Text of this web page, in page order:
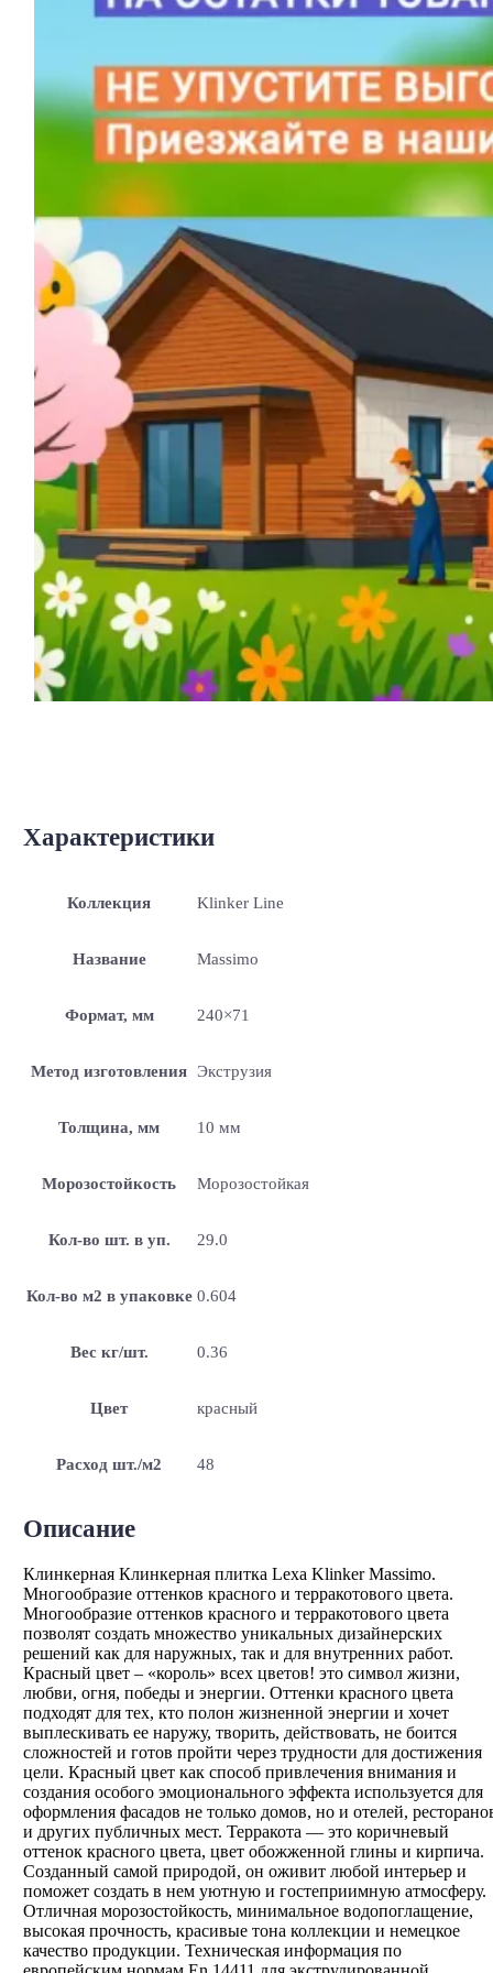
Характеристики
Коллекция Klinker Line
Название Massimo
Формат, мм 240×71
Метод изготовления Экструзия
Толщина, мм 10 мм
Морозостойкость Морозостойкая
Кол-во шт. в уп. 29.0
Кол-во м2 в упаковке 0.604
Вес кг/шт. 0.36
Цвет красный
Расход шт./м2 48
Описание
Клинкерная Клинкерная плитка Lexa Klinker Massimo.
Многообразие оттенков красного и терракотового цвета.
Многообразие оттенков красного и терракотового цвета
позволят создать множество уникальных дизайнерских
решений как для наружных, так и для внутренних работ.
Красный цвет – «король» всех цветов! это символ жизни,
любви, огня, победы и энергии. Оттенки красного цвета
подходят для тех, кто полон жизненной энергии и хочет
выплескивать ее наружу, творить, действовать, не боится
сложностей и готов пройти через трудности для достижения
цели. Красный цвет как способ привлечения внимания и
создания особого эмоционального эффекта используется для
оформления фасадов не только домов, но и отелей,
и других публичных мест. Терракота — это коричневый
оттенок красного цвета, цвет обожженной глины и кирпича.
Созданный самой природой, он оживит любой интерьер и
поможет создать в нем уютную и гостеприимную атмосферу.
Отличная морозостойкость, минимальное водопоглащение,
высокая прочность, красивые тона коллекции и немецкое
качество продукции. Техническая информация по